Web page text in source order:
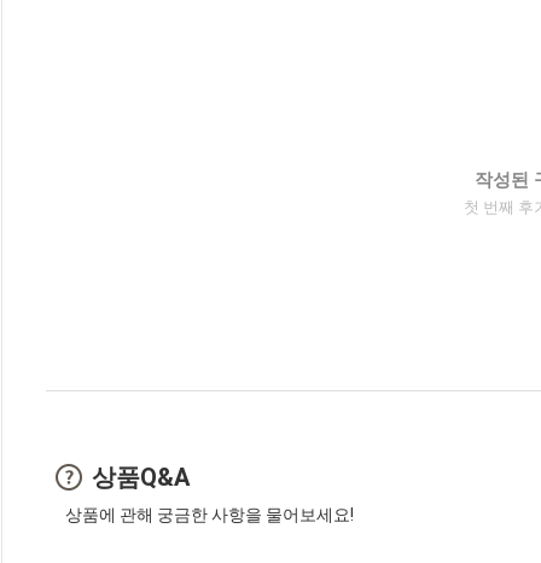
작성된
첫 번째 후
상품Q&A
상품에 관해 궁금한 사항을 물어보세요!